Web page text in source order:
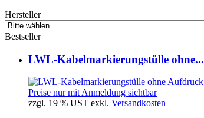
Hersteller
Bestseller
LWL-Kabelmarkierungstülle ohne...
Preise nur mit Anmeldung sichtbar
zzgl. 19 % UST exkl. Versandkosten